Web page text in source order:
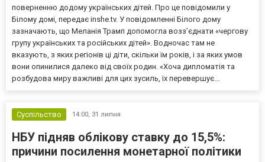
поверненню додому українських дітей. Про це повідомили у
Білому домі, передає inshe.tv. У повідомленні Білого дому
зазначають, що Меланія Трамп допомогла возз’єднати «чергову
групу українських та російських дітей». Водночас там не
вказують, з яких регіонів ці діти, скільки їм років, і за яких умов
вони опинилися далеко від своїх родин. «Хоча дипломатія та
розбудова миру важливі для цих зусиль, їх перевершує...
Суспільство 14:00, 31 липня
НБУ підняв облікову ставку до 15,5%:
причини посилення монетарної політики